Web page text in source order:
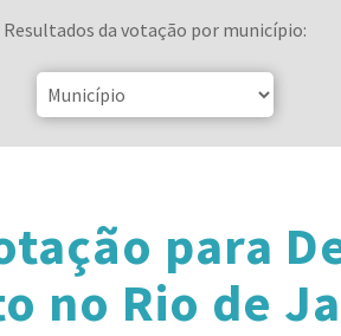
Resultados da votação por município:
para
no Rio de